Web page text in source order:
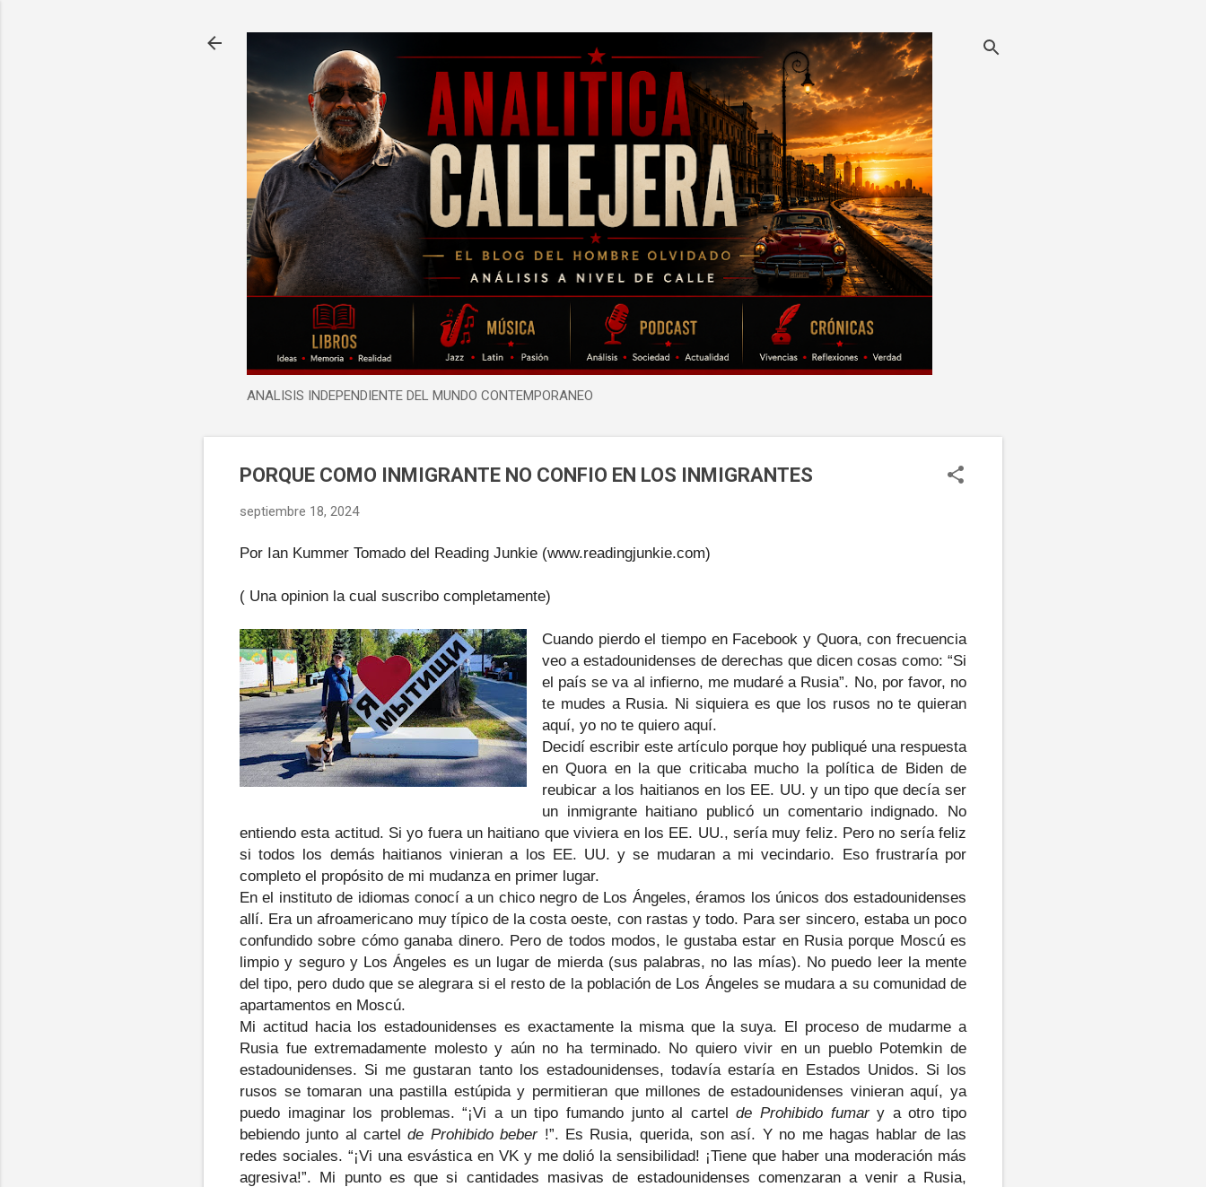
ANALISIS INDEPENDIENTE DEL MUNDO CONTEMPORANEO
PORQUE COMO INMIGRANTE NO CONFIO EN LOS INMIGRANTES
septiembre 18, 2024
Por Ian Kummer Tomado del Reading Junkie (www.readingjunkie.com)
( Una opinion la cual suscribo completamente)
Cuando pierdo el tiempo en Facebook y Quora, con frecuencia
veo a estadounidenses de derechas que dicen cosas como: “Si
el país se va al infierno, me mudaré a Rusia”. No, por favor, no
te mudes a Rusia. Ni siquiera es que los rusos no te quieran
aquí, yo no te quiero aquí.
Decidí escribir este artículo porque hoy publiqué una respuesta
en Quora en la que criticaba mucho la política de Biden de
reubicar a los haitianos en los EE. UU. y un tipo que decía ser
un inmigrante haitiano publicó un comentario indignado. No
entiendo esta actitud. Si yo fuera un haitiano que viviera en los EE. UU., sería muy feliz. Pero no sería feliz
si todos los demás haitianos vinieran a los EE. UU. y se mudaran a mi vecindario. Eso frustraría por
completo el propósito de mi mudanza en primer lugar.
En el instituto de idiomas conocí a un chico negro de Los Ángeles, éramos los únicos dos estadounidenses
allí. Era un afroamericano muy típico de la costa oeste, con rastas y todo. Para ser sincero, estaba un poco
confundido sobre cómo ganaba dinero. Pero de todos modos, le gustaba estar en Rusia porque Moscú es
limpio y seguro y Los Ángeles es un lugar de mierda (sus palabras, no las mías). No puedo leer la mente
del tipo, pero dudo que se alegrara si el resto de la población de Los Ángeles se mudara a su comunidad de
apartamentos en Moscú.
Mi actitud hacia los estadounidenses es exactamente la misma que la suya. El proceso de mudarme a
Rusia fue extremadamente molesto y aún no ha terminado. No quiero vivir en un pueblo Potemkin de
estadounidenses. Si me gustaran tanto los estadounidenses, todavía estaría en Estados Unidos. Si los
rusos se tomaran una pastilla estúpida y permitieran que millones de estadounidenses vinieran aquí, ya
puedo imaginar los problemas. “¡Vi a un tipo fumando junto al cartelde Prohibido fumary a otro tipo
bebiendo junto al cartelde Prohibido beber!”. Es Rusia, querida, son así. Y no me hagas hablar de las
redes sociales. “¡Vi una esvástica en VK y me dolió la sensibilidad! ¡Tiene que haber una moderación más
agresiva!”. Mi punto es que si cantidades masivas de estadounidenses comenzaran a venir a Rusia,